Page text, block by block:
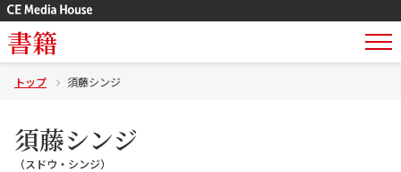
書籍
トップ 須藤シンジ
須藤シンジ
（スドウ・シンジ）